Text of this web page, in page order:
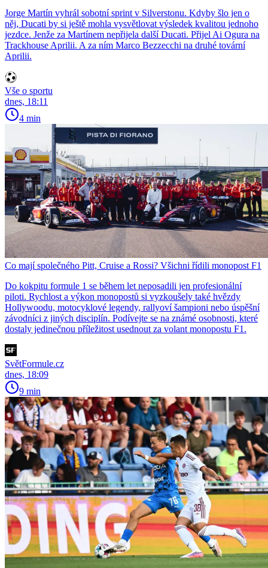
Jorge Martín vyhrál sobotní sprint v Silverstonu. Kdyby šlo jen o
něj, Ducati by si ještě mohla vysvětlovat výsledek kvalitou jednoho
jezdce. Jenže za Martínem nepřijela další Ducati. Přijel Ai Ogura na
Trackhouse Aprilii. A za ním Marco Bezzecchi na druhé tovární
Aprilii.
Vše o sportu
dnes, 18:11
4 min
Co mají společného Pitt, Cruise a Rossi? Všichni řídili monopost F1
Do kokpitu formule 1 se během let neposadili jen profesionální
piloti. Rychlost a výkon monopostů si vyzkoušely také hvězdy
Hollywoodu, motocyklové legendy, rallyoví šampioni nebo úspěšní
závodníci z jiných disciplín. Podívejte se na známé osobnosti, které
dostaly jedinečnou příležitost usednout za volant monopostu F1.
SvětFormule.cz
dnes, 18:09
9 min